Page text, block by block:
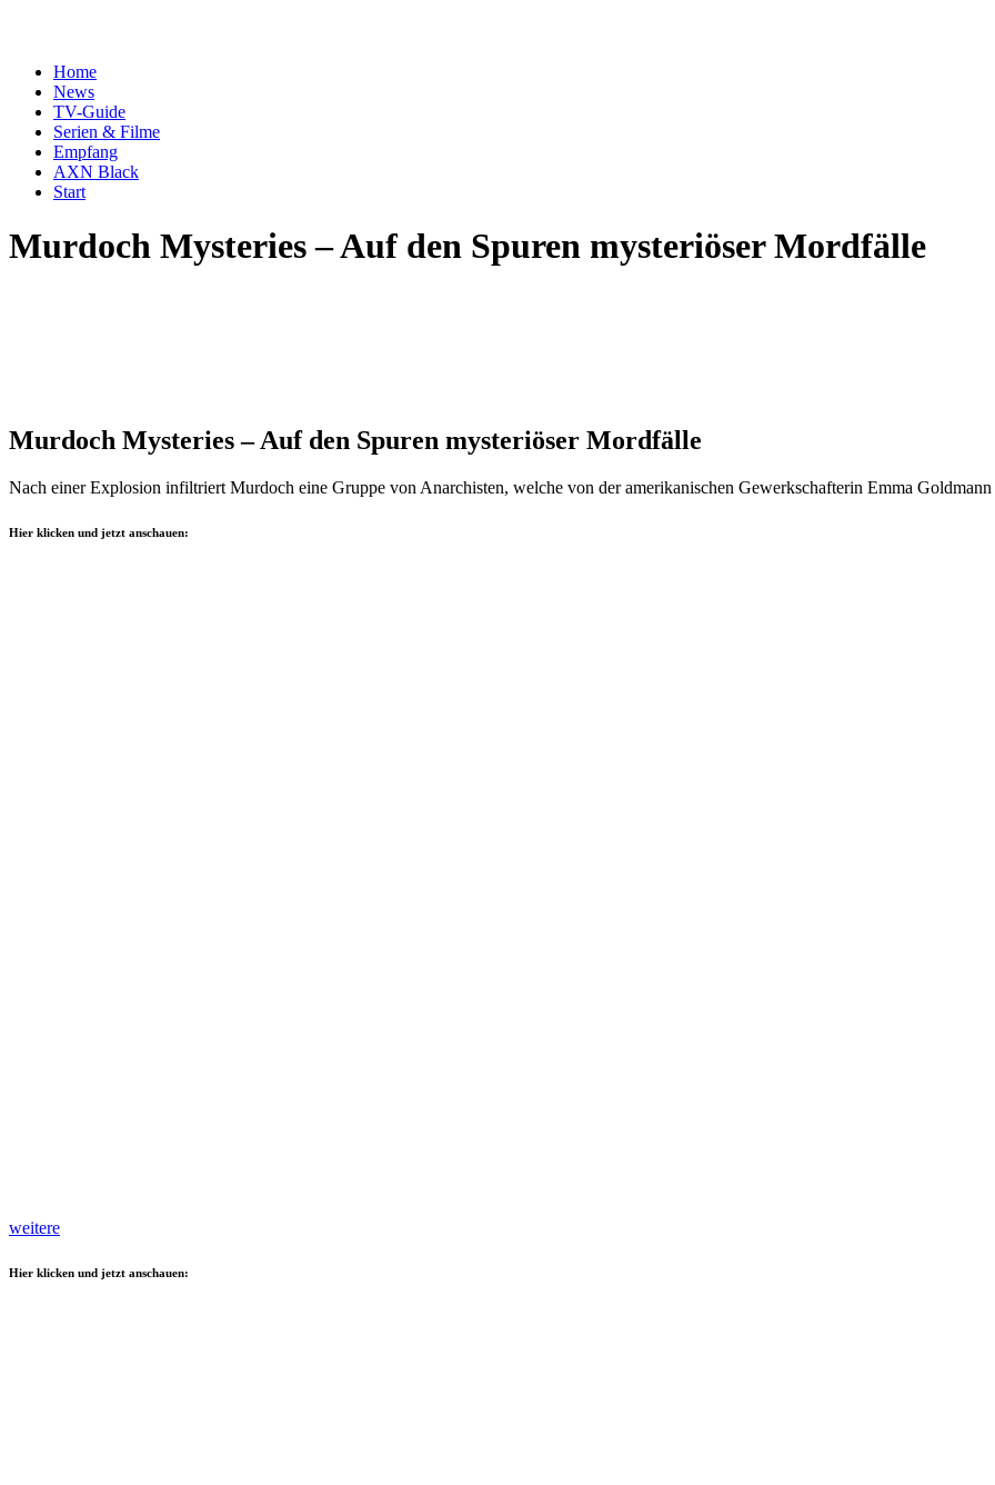
Home
News
TV-Guide
Serien & Filme
Empfang
AXN Black
Start
Murdoch Mysteries – Auf den Spuren mysteriöser Mordfälle
Murdoch Mysteries – Auf den Spuren mysteriöser Mordfälle
Nach einer Explosion infiltriert Murdoch eine Gruppe von Anarchisten, welche von der amerikanischen Gewerkschafterin Emma
Hier klicken und jetzt anschauen:
weitere
Hier klicken und jetzt anschauen: